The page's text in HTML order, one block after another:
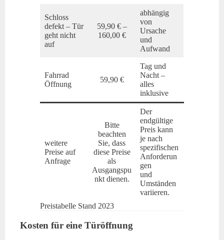
Schloss
defekt – Tür
geht nicht
auf
59,90 € –
160,00 €
abhängig
von
Ursache
und
Aufwand
Fahrrad
Öffnung
59,90 €
Tag und
Nacht –
alles
inklusive
weitere
Preise auf
Anfrage
Bitte
beachten
Sie, dass
diese Preise
als
Ausgangspu
nkt dienen.
Der
endgültige
Preis kann
je nach
spezifischen
Anforderun
gen
und
Umständen
variieren.
Preistabelle Stand 2023
Kosten für eine Türöffnung